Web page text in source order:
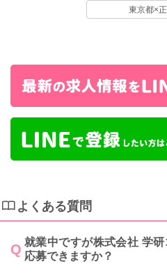
東京都×
よくある質問
就業中ですが株式会社 学
応募できますか？